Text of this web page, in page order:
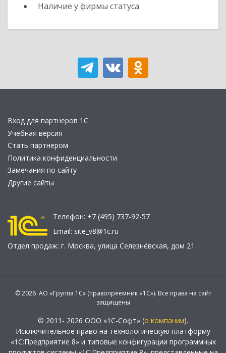
Наличие у фирмы статуса
Вход для партнеров 1С
Учебная версия
Стать партнером
Политика конфиденциальности
Замечания по сайту
Другие сайты
Телефон: +7 (495) 737-92-57
Email: site_v8@1c.ru
Отдел продаж: г. Москва, улица Селезнёвская, дом 21
© 2026 АО «Группа 1С» (правопреемник «1С»). Все права на сайт
защищены
© 2011- 2026 ООО «1С-Софт» (о компании).
Исключительное право на технологическую платформу
«1С:Предприятие 8» и типовые конфигурации программных